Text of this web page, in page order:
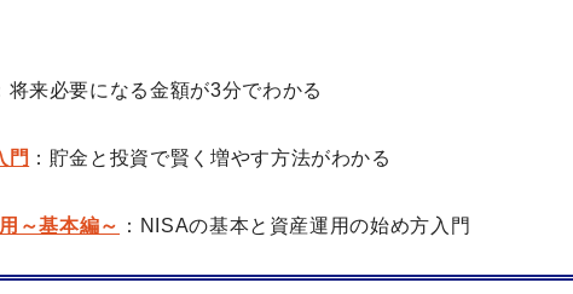
将来必要になる金額が3分でわかる
門 ：貯金と投資で賢く増やす方法がわかる
～基本編～ ：NISAの基本と資産運用の始め方入門